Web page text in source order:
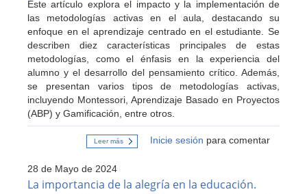
recursos
abordar
el
empeoramiento
de
la
salud
del
alumnado”
Este artículo explora el impacto y la implementación de
las metodologías activas en el aula, destacando su
enfoque en el aprendizaje centrado en el estudiante. Se
describen diez características principales de estas
metodologías, como el énfasis en la experiencia del
alumno y el desarrollo del pensamiento crítico. Además,
se presentan varios tipos de metodologías activas,
incluyendo Montessori, Aprendizaje Basado en Proyectos
(ABP) y Gamificación, entre otros.
Leer más sobre
en
el
Inicie sesión para comentar
28 de Mayo de 2024
La importancia de la alegría en la educación.